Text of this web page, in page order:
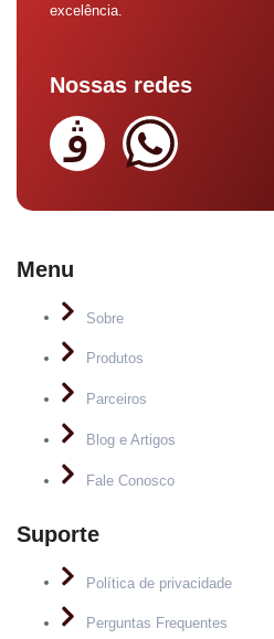
excelência.
Nossas redes
Menu
Sobre
Produtos
Parceiros
Blog e Artigos
Fale Conosco
Suporte
Política de privacidade
Perguntas Frequentes